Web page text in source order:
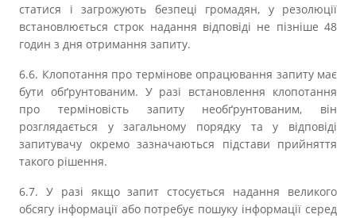
статися і загрожують безпеці громадян, у резолюції
встановлюється строк надання відповіді не пізніше 48
годин з дня отримання запиту.
6.6. Клопотання про термінове опрацювання запиту має
бути обґрунтованим. У разі встановлення клопотання
про терміновість запиту необґрунтованим, він
розглядається у загальному порядку та у відповіді
запитувачу окремо зазначаються підстави прийняття
такого рішення.
6.7. У разі якщо запит стосується надання великого
обсягу інформації або потребує пошуку інформації серед